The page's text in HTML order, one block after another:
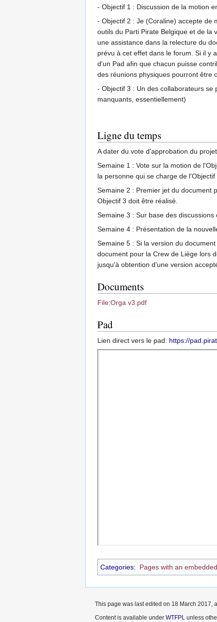
- Objectif 1 : Discussion de la motion
- Objectif 2 : Je (Coraline) accepte de
outils du Parti Pirate Belgique et de la
une assistance dans la relecture du
prévu à cet effet dans le forum. Si il y
d'un Pad afin que chacun puisse
des réunions physiques pourront être
- Objectif 3 : Un des collaborateurs
manquants, essentiellement)
Ligne du temps
A dater du vote d'approbation du
Semaine 1 : Vote sur la motion de
la personne qui se charge de l'Objectif
Semaine 2 : Premier jet du document
Objectif 3 doit être réalisé.
Semaine 3 : Sur base des
Semaine 4 : Présentation de la
Semaine 5 : Si la version du
document pour la Crew de Liège lors
jusqu'à obtention d'une version
Documents
File:Orga v3.pdf
Pad
Lien direct vers le pad: https://
Categories: Pages with an
This page was last edited on 18 March 2017,
Content is available under WTFPL unless